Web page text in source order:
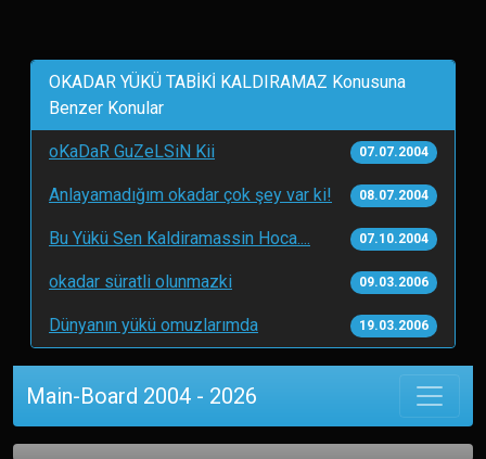
OKADAR YÜKÜ TABİKİ KALDIRAMAZ Konusuna
Benzer Konular
oKaDaR GuZeLSiN Kii 07.07.2004
Anlayamadığım okadar çok şey var ki! 08.07.2004
Bu Yükü Sen Kaldiramassin Hoca.... 07.10.2004
okadar süratli olunmazki 09.03.2006
Dünyanın yükü omuzlarımda 19.03.2006
Main-Board 2004 - 2026